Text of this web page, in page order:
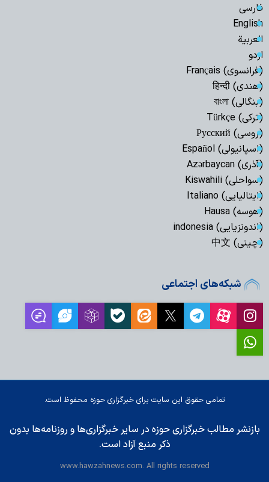
فارسی
English
العربیة
اردو
(فرانسوی) Français
(هندی) हिन्दी
(بنگالی) বাংলা
(ترکی) Türkçe
(روسی) Русский
(اسپانیولی) Español
(آذری) Azərbaycan
(سواحلی) Kiswahili
(ایتالیایی) Italiano
(هوسه) Hausa
(اندونزیایی) indonesia
(چینی) 中文
شبکه‌های اجتماعی
تمامی حقوق این سایت برای خبرگزاری حوزه محفوظ است.
بازنشر مطالب خبرگزاری حوزه در سایر خبرگزاری‌ها و روزنامه‌ها بدون
ذکر منبع آزاد است.
www.hawzahnews.com. All rights reserved